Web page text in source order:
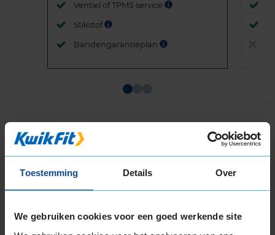
Toestemming Details Over
We gebruiken cookies voor een goed werkende site
Ventiel of TPMS service
Stikstof
Bandengarantieplan
1
of
17-inch banden
205/45R17 88V EXTRALOAD